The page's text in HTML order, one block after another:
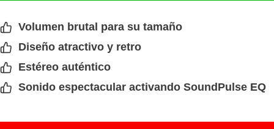
Volumen brutal para su tamaño
Diseño atractivo y retro
Estéreo auténtico
Sonido espectacular activando SoundPulse EQ